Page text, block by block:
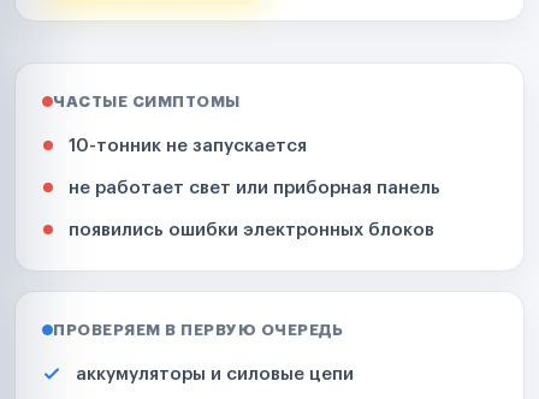
ЧАСТЫЕ СИМПТОМЫ
10-тонник не запускается
не работает свет или приборная панель
появились ошибки электронных блоков
ПРОВЕРЯЕМ В ПЕРВУЮ ОЧЕРЕДЬ
аккумуляторы и силовые цепи